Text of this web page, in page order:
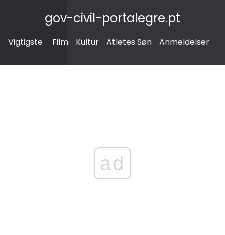
gov-civil-portalegre.pt
Vigtigste Film Kultur Atletes Søn Anmeldelser
ad